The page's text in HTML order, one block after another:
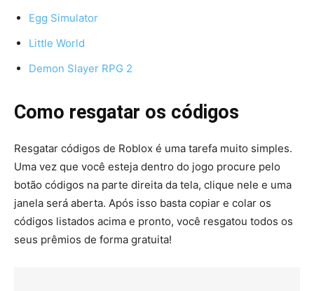
Egg Simulator
Little World
Demon Slayer RPG 2
Como resgatar os códigos
Resgatar códigos de Roblox é uma tarefa muito simples.
Uma vez que você esteja dentro do jogo procure pelo
botão códigos na parte direita da tela, clique nele e uma
janela será aberta. Após isso basta copiar e colar os
códigos listados acima e pronto, você resgatou todos os
seus prêmios de forma gratuita!